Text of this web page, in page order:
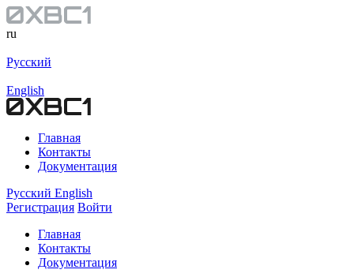
ru
Русский
English
Главная
Контакты
Документация
Русский English
Регистрация Войти
Главная
Контакты
Документация